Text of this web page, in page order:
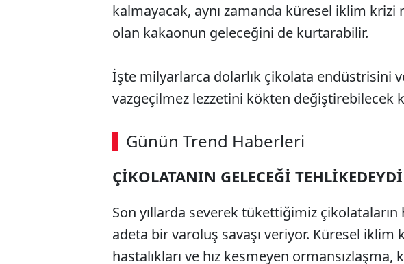
kalmayacak, aynı zamanda küresel iklim krizi
olan kakaonun geleceğini de kurtarabilir.
İşte milyarlarca dolarlık çikolata endüstrisini ve
vazgeçilmez lezzetini kökten değiştirebilecek
Günün Trend Haberleri
SÖZCÜ SON DAKİKA
ÇİKOLATANIN GELECEĞİ TEHLİKEDEYDİ
Son yıllarda severek tükettiğimiz
adeta bir varoluş savaşı veriyor. Küresel
hastalıkları ve hız kesmeyen ormansızlaşma,